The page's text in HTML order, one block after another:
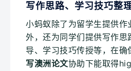
写作思路、学习技巧整
小蚂蚁除了为留学生提供作
外，还为同学们提供写作思
导、学习技巧传授等，在确
写澳洲论文协助下能取得